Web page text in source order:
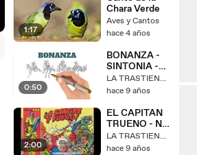
1:17
Chara Verde
Aves y Cantos
hace 4 años
0:50
BONANZA -
SINTONIA -
SERIES TV
AÑOS 60
LA TRASTIENDA
hace 9 años
2:00
EL CAPITAN
TRUENO - No
1 - COMIC - A
SANGRE Y
LA TRASTIENDA
hace 9 años